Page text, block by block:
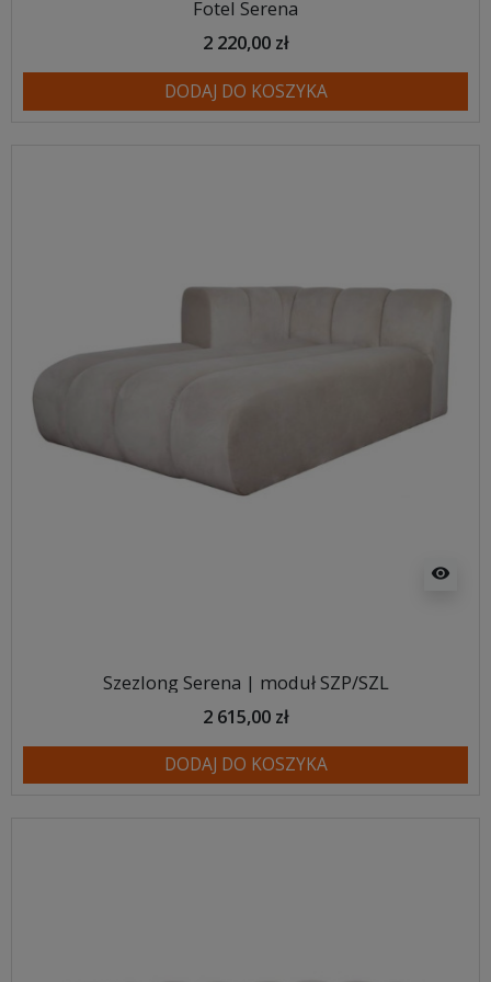
Fotel Serena
2 220,00 zł
DODAJ DO KOSZYKA
visibility
Szezlong Serena | moduł SZP/SZL
2 615,00 zł
DODAJ DO KOSZYKA